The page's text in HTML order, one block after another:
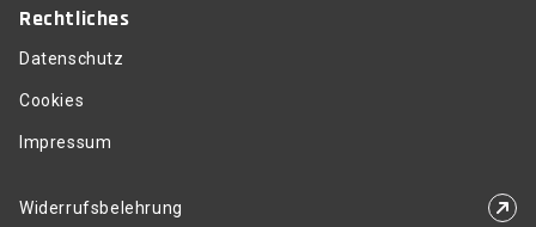
Rechtliches
Datenschutz
Cookies
Impressum
Widerrufsbelehrung